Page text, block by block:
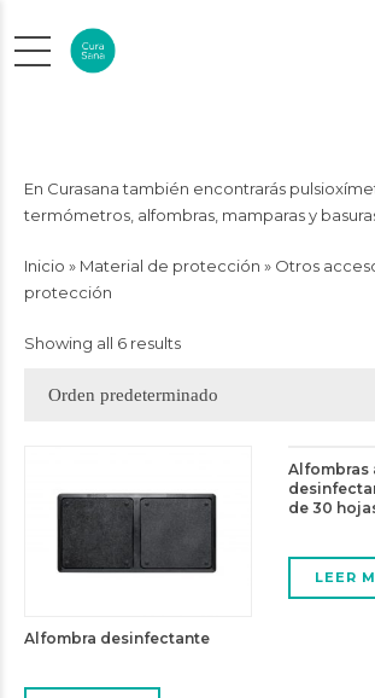
En Curasana también encontrarás
termómetros, alfombras, mamparas y
Inicio » Material de protección » Otros
protección
Showing all 6 results
Orden predeterminado
Alfombra desinfectante
Alfombras
de 30
LEER